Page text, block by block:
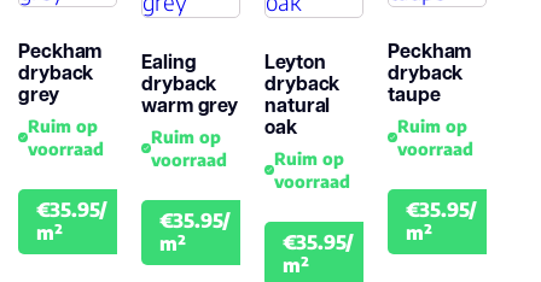
Montage
Garantie
Woongebruik
(jaren)
Peckham
dryback
grey
Ruim op
voorraad
€35.95/
m²
€39.95
Ealing
dryback
warm grey
Ruim op
voorraad
€35.95/
m²
€39.95
Leyton
dryback
natural
oak
Ruim op
voorraad
€35.95/
m²
€39.95
Peckham
dryback
taupe
Ruim op
voorraad
€35.95/
m²